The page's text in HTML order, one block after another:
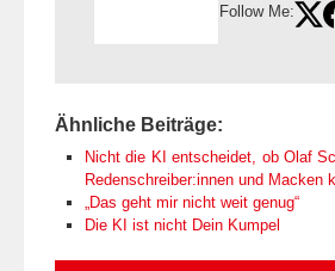
Follow Me:
Ähnliche Beiträge:
Nicht die KI entscheidet, ob Olaf
Redenschreiber:innen und
„Das geht mir nicht weit genug“
Die KI ist nicht Dein Kumpel